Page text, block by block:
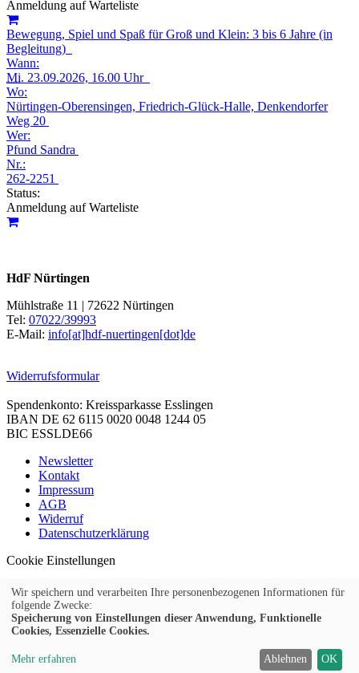
Anmeldung auf Warteliste
Bewegung, Spiel und Spaß für Groß und Klein: 3 bis 6 Jahre (in
Begleitung)
Wann:
Mi. 23.09.2026, 16.00 Uhr
Wo:
Nürtingen-Oberensingen, Friedrich-Glück-Halle, Denkendorfer
Weg 20
Wer:
Pfund Sandra
Nr.:
262-2251
Status:
Anmeldung auf Warteliste
HdF Nürtingen
Mühlstraße 11 | 72622 Nürtingen
Tel: 07022/39993
E-Mail: info[at]hdf-nuertingen[dot]de
Widerrufsformular
Spendenkonto: Kreissparkasse Esslingen
IBAN DE 62 6115 0020 0048 1244 05
BIC ESSLDE66
Newsletter
Kontakt
Impressum
AGB
Widerruf
Datenschutzerklärung
Cookie Einstellungen
© 2026 Kubus Software GmbH
Wir speichern und verarbeiten Ihre personenbezogenen Informationen für
folgende Zwecke:
Speicherung von Einstellungen dieser Anwendung, Funktionelle
Cookies, Essenzielle Cookies.
Mehr erfahren Ablehnen OK